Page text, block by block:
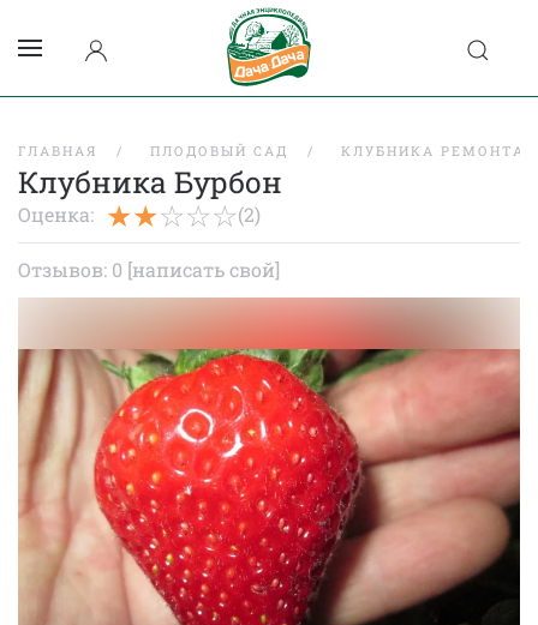
ГЛАВНАЯ ПЛОДОВЫЙ САД КЛУБНИКА
Клубника Бурбон
Оценка: (2)
Отзывов: 0 [написать свой]